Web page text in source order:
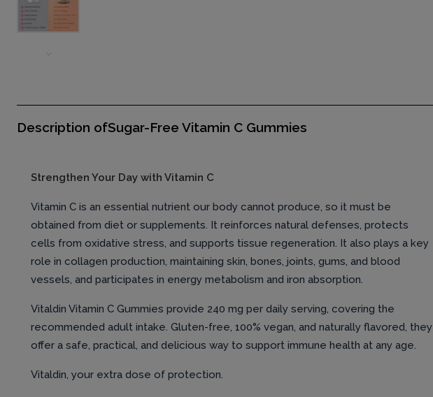
Description ofSugar-Free Vitamin C Gummies
Strengthen Your Day with Vitamin C
Vitamin C is an essential nutrient our body cannot produce, so it must be
obtained from diet or supplements. It reinforces natural defenses, protects
cells from oxidative stress, and supports tissue regeneration. It also plays a key
role in collagen production, maintaining skin, bones, joints, gums, and blood
vessels, and participates in energy metabolism and iron absorption.
Vitaldin Vitamin C Gummies provide 240 mg per daily serving, covering the
recommended adult intake. Gluten-free, 100% vegan, and naturally flavored, they
offer a safe, practical, and delicious way to support immune health at any age.
Vitaldin, your extra dose of protection.